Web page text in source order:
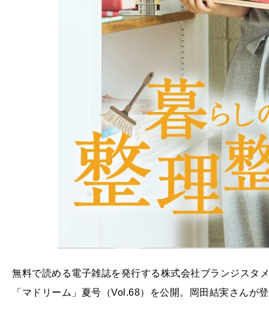
無料で読める電子雑誌を発行する株式会社ブランジスタ
「マドリーム」夏号（Vol.68）を公開。岡田結実さんが